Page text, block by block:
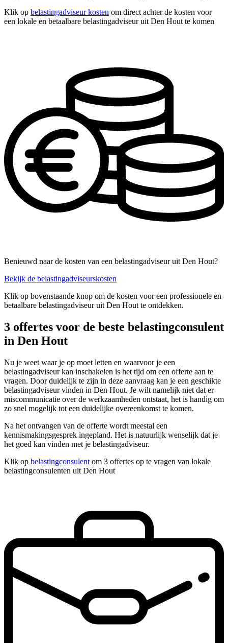
Klik op belastingadviseur kosten om direct achter de kosten voor
een lokale en betaalbare belastingadviseur uit Den Hout te komen
Benieuwd naar de kosten van een belastingadviseur uit Den Hout?
Bekijk de belastingadviseurskosten
Klik op bovenstaande knop om de kosten voor een professionele en
betaalbare belastingadviseur uit Den Hout te ontdekken.
3 offertes voor de beste belastingconsulent
in Den Hout
Nu je weet waar je op moet letten en waarvoor je een
belastingadviseur kan inschakelen is het tijd om een offerte aan te
vragen. Door duidelijk te zijn in deze aanvraag kan je een geschikte
belastingadviseur vinden in Den Hout. Je wilt namelijk niet dat er
miscommunicatie over de werkzaamheden ontstaat, het is handig om
zo snel mogelijk tot een duidelijke overeenkomst te komen.
Na het ontvangen van de offerte wordt meestal een
kennismakingsgesprek ingepland. Het is natuurlijk wenselijk dat je
het goed kan vinden met je belastingadviseur.
Klik op belastingconsulent om 3 offertes op te vragen van lokale
belastingconsulenten uit Den Hout